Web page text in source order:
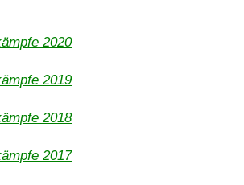
2020
2019
2018
2017